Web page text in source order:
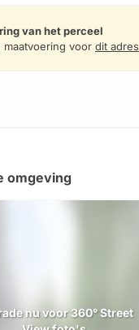
van het perceel
maatvoering voor dit adres
omgeving
nu voor 360° Street